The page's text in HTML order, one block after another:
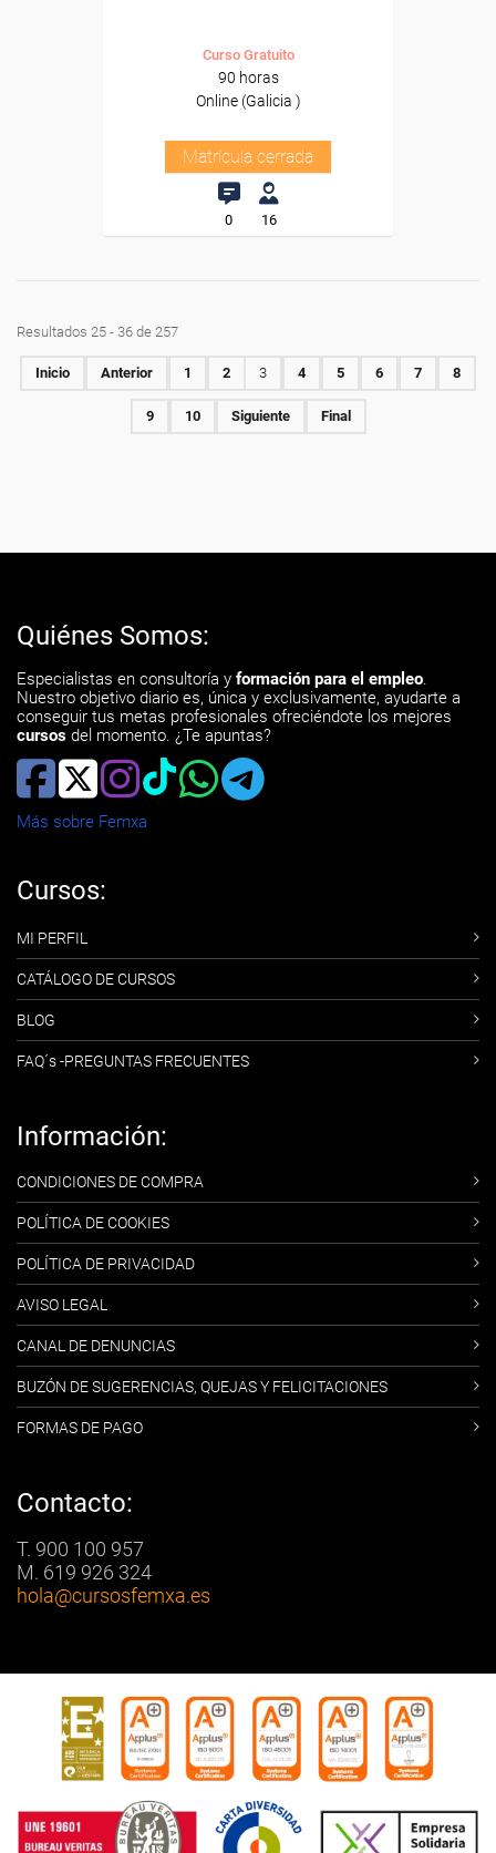
Curso Gratuito
90 horas
Online (Galicia )
Matrícula cerrada
0 16
Resultados 25 - 36 de 257
Inicio Anterior 1 2 3 4 5 6 7 8
9 10 Siguiente Final
Quiénes Somos:
Especialistas en consultoría y formación para el empleo.
Nuestro objetivo diario es, única y exclusivamente, ayudarte a
conseguir tus metas profesionales ofreciéndote los mejores
cursos del momento. ¿Te apuntas?
Más sobre Femxa
Cursos:
MI PERFIL
CATÁLOGO DE CURSOS
BLOG
FAQ´s -PREGUNTAS FRECUENTES
Información:
CONDICIONES DE COMPRA
POLÍTICA DE COOKIES
POLÍTICA DE PRIVACIDAD
AVISO LEGAL
CANAL DE DENUNCIAS
BUZÓN DE SUGERENCIAS, QUEJAS Y FELICITACIONES
FORMAS DE PAGO
Contacto:
T. 900 100 957
M. 619 926 324
hola@cursosfemxa.es